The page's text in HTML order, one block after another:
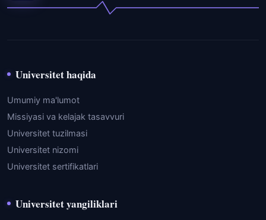
Universitet haqida
Umumiy ma'lumot
Missiyasi va kelajak tasavvuri
Universitet tuzilmasi
Universitet nizomi
Universitet sertifikatlari
Universitet yangiliklari